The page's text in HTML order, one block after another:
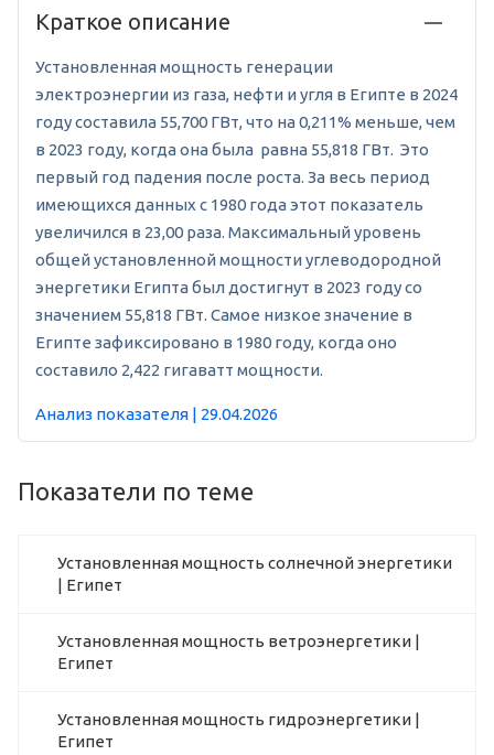
Краткое описание
Установленная мощность генерации
электроэнергии из газа, нефти и угля в Египте в 2024
году составила 55,700 ГВт, что на 0,211% меньше, чем
в 2023 году, когда она была равна 55,818 ГВт. Это
первый год падения после роста. За весь период
имеющихся данных с 1980 года этот показатель
увеличился в 23,00 раза. Максимальный уровень
общей установленной мощности углеводородной
энергетики Египта был достигнут в 2023 году со
значением 55,818 ГВт. Самое низкое значение в
Египте зафиксировано в 1980 году, когда оно
составило 2,422 гигаватт мощности.
Анализ показателя | 29.04.2026
Показатели по теме
Установленная мощность солнечной энергетики
| Египет
Установленная мощность ветроэнергетики |
Египет
Установленная мощность гидроэнергетики |
Египет